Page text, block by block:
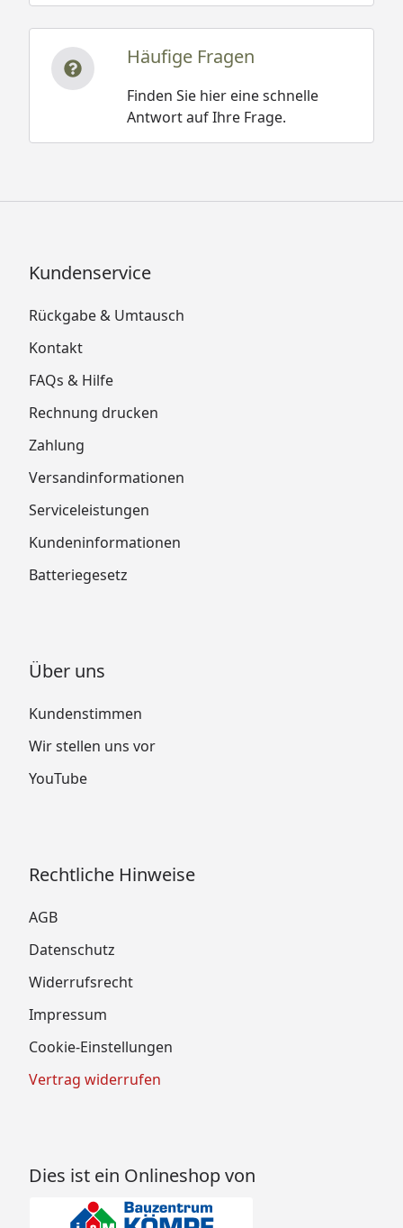
Häufige Fragen
Finden Sie hier eine schnelle
Antwort auf Ihre Frage.
Kundenservice
Rückgabe & Umtausch
Kontakt
FAQs & Hilfe
Rechnung drucken
Zahlung
Versandinformationen
Serviceleistungen
Kundeninformationen
Batteriegesetz
Über uns
Kundenstimmen
Wir stellen uns vor
YouTube
Rechtliche Hinweise
AGB
Datenschutz
Widerrufsrecht
Impressum
Cookie-Einstellungen
Vertrag widerrufen
Dies ist ein Onlineshop von